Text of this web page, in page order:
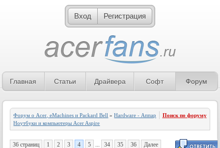
Вход Регистрация
Главная Статьи Драйвера Софт Форум
Форум о Acer, eMachines и Packard Bell »Hardware - Аппаратное обеспечение»
Ноутбуки и компьютеры Acer Aspire
Поиск по форуму
36 страниц 1 2 3 4 5 ... 34 35 36 Далее